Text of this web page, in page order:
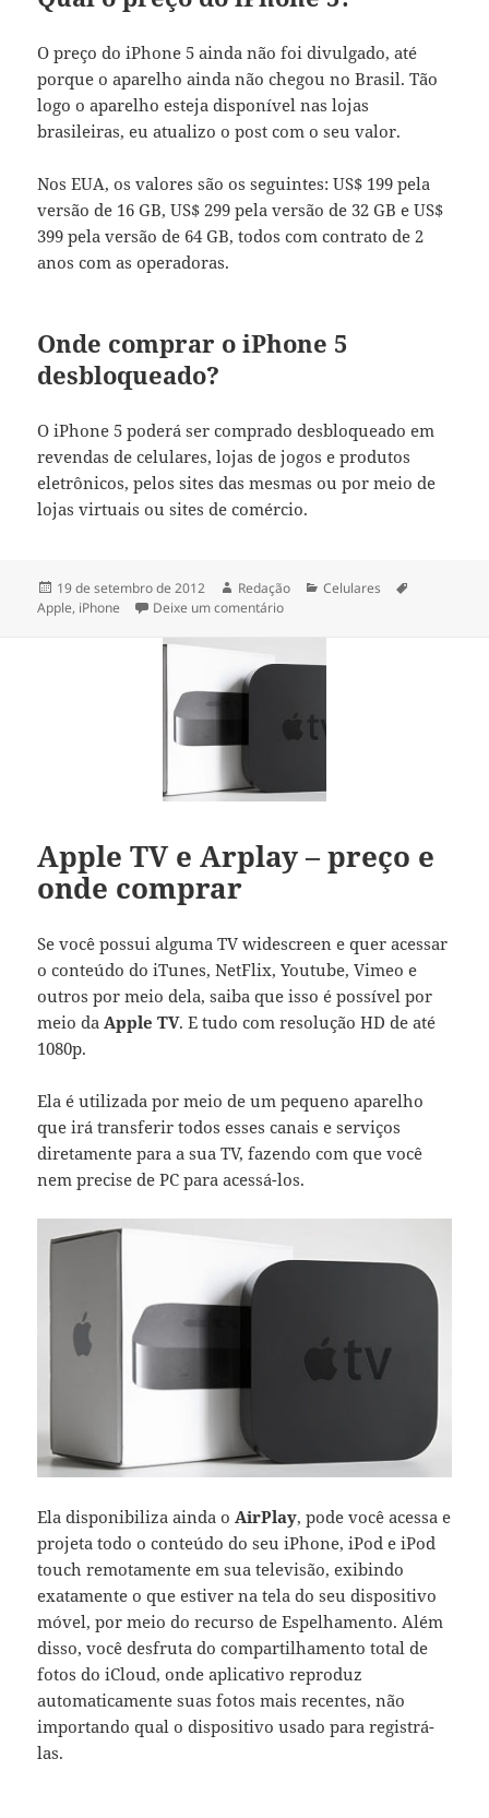
O preço do iPhone 5 ainda não foi divulgado, até
porque o aparelho ainda não chegou no Brasil. Tão
logo o aparelho esteja disponível nas lojas
brasileiras, eu atualizo o post com o seu valor.
Nos EUA, os valores são os seguintes: US$ 199 pela
versão de 16 GB, US$ 299 pela versão de 32 GB e US$
399 pela versão de 64 GB, todos com contrato de 2
anos com as operadoras.
Onde comprar o iPhone 5
desbloqueado?
O iPhone 5 poderá ser comprado desbloqueado em
revendas de celulares, lojas de jogos e produtos
eletrônicos, pelos sites das mesmas ou por meio de
lojas virtuais ou sites de comércio.
Publicado
em
19 de setembro de 2012 Autor
Redação Categorias
Celulares
Apple, iPhone Deixe um comentárioem iPhone 5 – preço, onde
Apple TV e Arplay – preço e
onde comprar
Se você possui alguma TV widescreen e quer acessar
o conteúdo do iTunes, NetFlix, Youtube, Vimeo e
outros por meio dela, saiba que isso é possível por
meio daApple TV. E tudo com resolução HD de até
1080p.
Ela é utilizada por meio de um pequeno aparelho
que irá transferir todos esses canais e serviços
diretamente para a sua TV, fazendo com que você
nem precise de PC para acessá-los.
Ela disponibiliza ainda o AirPlay, pode você acessa e
projeta todo o conteúdo do seu iPhone, iPod e iPod
touch remotamente em sua televisão, exibindo
exatamente o que estiver na tela do seu dispositivo
móvel, por meio do recurso de Espelhamento. Além
disso, você desfruta do compartilhamento total de
fotos do iCloud, onde aplicativo reproduz
automaticamente suas fotos mais recentes, não
importando qual o dispositivo usado para registrá-
las.